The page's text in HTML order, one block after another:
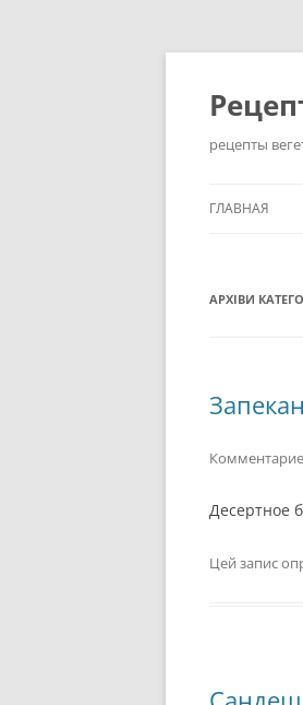
Перейти
рецепты
ГЛАВНАЯ
АРХІВИ
Десертное
Цей запис